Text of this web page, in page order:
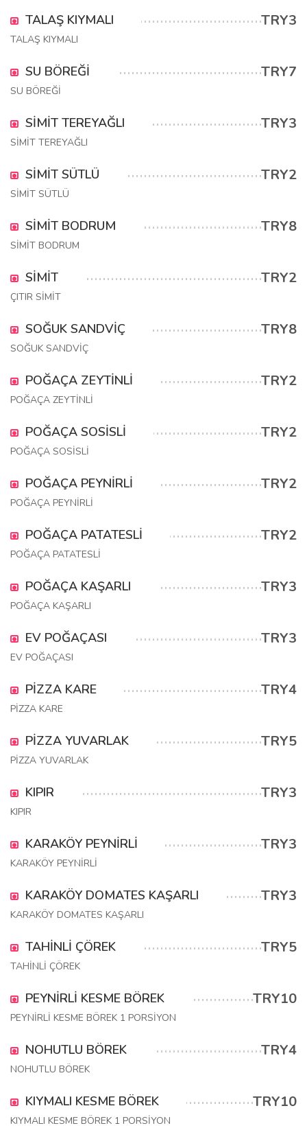
TALAŞ KIYMALI TRY3
TALAŞ KIYMALI
SU BÖREĞİ TRY7
SU BÖREĞİ
SİMİT TEREYAĞLI TRY3
SİMİT TEREYAĞLI
SİMİT SÜTLÜ TRY2
SİMİT SÜTLÜ
SİMİT BODRUM TRY8
SİMİT BODRUM
SİMİT TRY2
ÇITIR SİMİT
SOĞUK SANDVİÇ TRY8
SOĞUK SANDVİÇ
POĞAÇA ZEYTİNLİ TRY2
POĞAÇA ZEYTİNLİ
POĞAÇA SOSİSLİ TRY2
POĞAÇA SOSİSLİ
POĞAÇA PEYNİRLİ TRY2
POĞAÇA PEYNİRLİ
POĞAÇA PATATESLİ TRY2
POĞAÇA PATATESLİ
POĞAÇA KAŞARLI TRY3
POĞAÇA KAŞARLI
EV POĞAÇASI TRY3
EV POĞAÇASI
PİZZA KARE TRY4
PİZZA KARE
PİZZA YUVARLAK TRY5
PİZZA YUVARLAK
KIPIR TRY3
KIPIR
KARAKÖY PEYNİRLİ TRY3
KARAKÖY PEYNİRLİ
KARAKÖY DOMATES KAŞARLI TRY3
KARAKÖY DOMATES KAŞARLI
TAHİNLİ ÇÖREK TRY5
TAHİNLİ ÇÖREK
PEYNİRLİ KESME BÖREK TRY10
PEYNİRLİ KESME BÖREK 1 PORSİYON
NOHUTLU BÖREK TRY4
NOHUTLU BÖREK
KIYMALI KESME BÖREK TRY10
KIYMALI KESME BÖREK 1 PORSİYON